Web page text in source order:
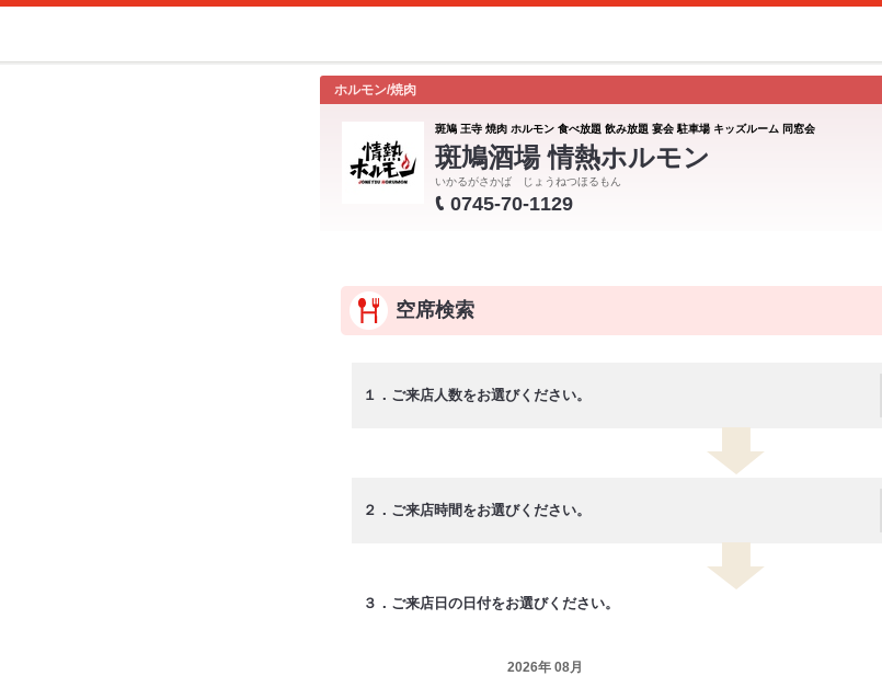
ホルモン/焼肉
斑鳩 王寺 焼肉 ホルモン 食べ放題 飲み放題 宴会 駐車場 キッズルーム 同窓会
斑鳩酒場 情熱ホルモン
いかるがさかば じょうねつほるもん
0745-70-1129
空席検索
１．ご来店人数をお選びください。
２．ご来店時間をお選びください。
３．ご来店日の日付をお選びください。
2026年 08月